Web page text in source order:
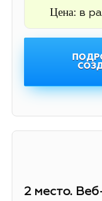
Цена: в
2 место.